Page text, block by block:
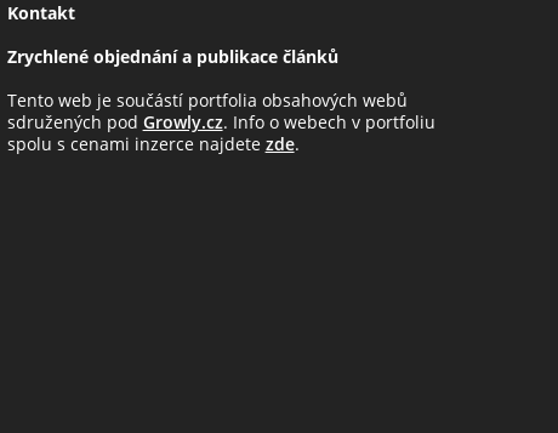
Kontakt
Zrychlené objednání a publikace článků
Tento web je součástí portfolia obsahových webů
sdružených pod Growly.cz. Info o webech v portfoliu
spolu s cenami inzerce najdete zde.